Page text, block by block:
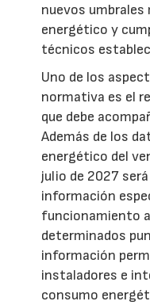
nuevos
energético y
técnicos
Uno de los
normativa es el
que debe
Además de los
energético del
julio de 2027
información
funcionamiento
determinados
información
instaladores e
consumo